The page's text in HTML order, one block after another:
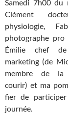
Samedi 7h00 du
Clément
physiologie,
photographe
Émilie chef
marketing (de
membre de la
courir) et ma
fier de
journée.